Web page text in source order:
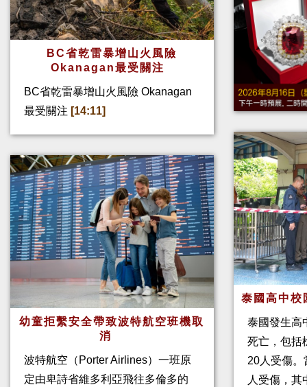
BC省乾雷暴增山火風險
Okanagan最受關注
BC省乾雷暴增山火風險 Okanagan
最受關注 [14:11]
幼童拒繫安全帶致波特航空班機取
消
波特航空（Porter Airlines）一班原
定由卑詩省維多利亞飛往多倫多的
泰國高中
泰國發生高
死亡，包括
20人受傷
人受傷，其